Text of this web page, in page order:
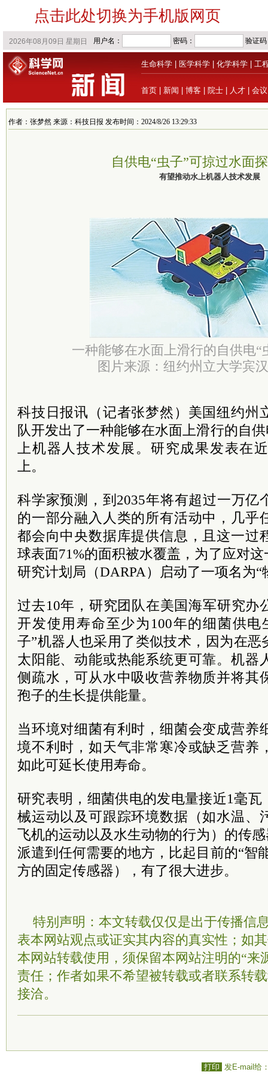
点击此处切换为手机版网页
生命科学 医学科学 化学科学 工
首页 新闻 博客 院士 人才 会议
作者：张梦然 来源：科技日报 发布时间：2024/8/26 13:29:33
自供电“虫子”可掠过水面
有望推动水上机器人技术发展
一种能够在水面上滑行的自供电“
图片来源：纽约州立大学宾
科技日报讯（记者张梦然）美国纽约州
队开发出了一种能够在水面上滑行的自
上机器人技术发展。研究成果发表在
上。
科学家预测，到2035年将有超过一万亿
的一部分融入人类的所有活动中，几乎
都会向中央数据库提供信息，且这一过
球表面71%的面积被水覆盖，为了应对
研究计划局（DARPA）启动了一项名为“
过去10年，研究团队在美国海军研究办
开发使用寿命至少为100年的细菌供电
子”机器人也采用了类似技术，因为在
太阳能、动能或热能系统更可靠。机器
侧疏水，可从水中吸收营养物质并将其
孢子的生长提供能量。
当环境对细菌有利时，细菌会变成营养
境不利时，如天气非常寒冷或缺乏营养
如此可延长使用寿命。
研究表明，细菌供电的发电量接近1毫
械运动以及可跟踪环境数据（如水温、
飞机的运动以及水生动物的行为）的传
派遣到任何需要的地方，比起目前的“智
方的固定传感器），有了很大进步。
特别声明：本文转载仅仅是出于传播信
表本网站观点或证实其内容的真实性；如
本网站转载使用，须保留本网站注明的“来
责任；作者如果不希望被转载或者联系转
接洽。
打印 发E-mail给